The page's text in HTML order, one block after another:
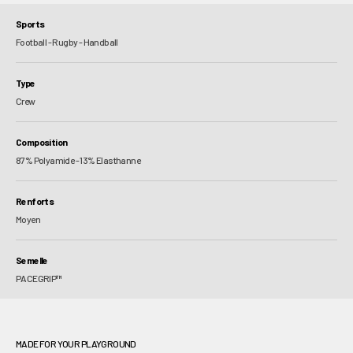
Sports
Football - Rugby - Handball
Type
Crew
Composition
87% Polyamide - 13% Elasthanne
Renforts
Moyen
Semelle
PACEGRIP™